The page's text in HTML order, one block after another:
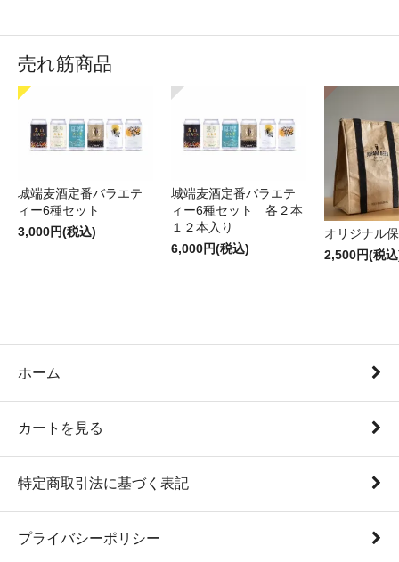
売れ筋商品
城端麦酒定番バラエテ
ィー6種セット
3,000円(税込)
城端麦酒定番バラエテ
ィー6種セット 各２本
１２本入り
6,000円(税込)
オリジナル
2,500円(税
ホーム
カートを見る
特定商取引法に基づく表記
プライバシーポリシー